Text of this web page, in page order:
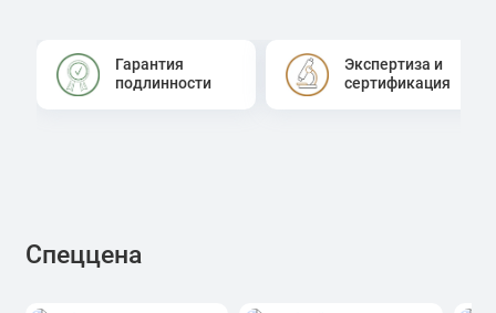
Гарантия
подлинности
Экспертиза и
сертификация
Спеццена